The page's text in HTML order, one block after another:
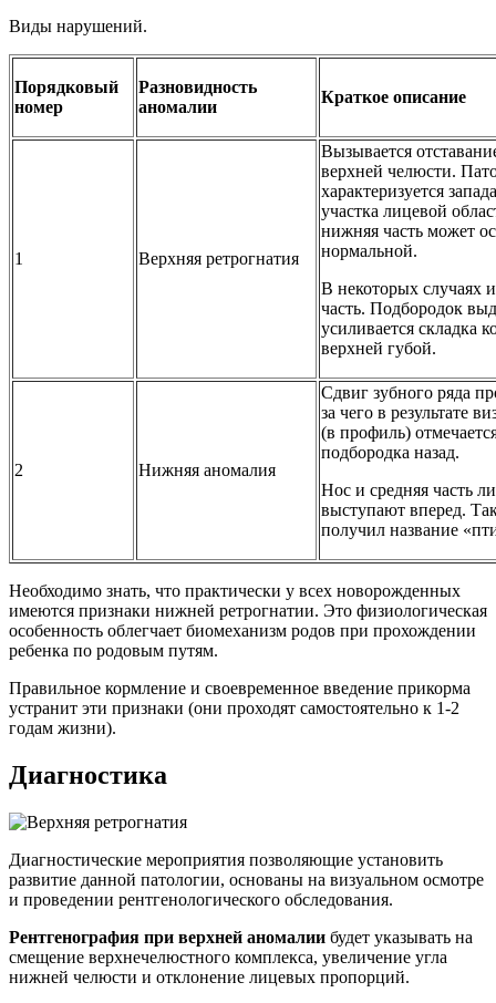
Виды нарушений.
Порядковый
номер
Разновидность
аномалии
Краткое описание
1 Верхняя ретрогнатия
Вызывается
верхней челюсти.
характеризуется
участка лицевой
нижняя часть может
нормальной.
В некоторых случаях
часть. Подбородок
усиливается складка
верхней губой.
2 Нижняя аномалия
Сдвиг зубного ряда
за чего в результате
(в профиль)
подбородка назад.
Нос и средняя часть
выступают вперед.
получил название
Необходимо знать, что практически у всех новорожденных
имеются признаки нижней ретрогнатии. Это физиологическая
особенность облегчает биомеханизм родов при прохождении
ребенка по родовым путям.
Правильное кормление и своевременное введение прикорма
устранит эти признаки (они проходят самостоятельно к 1-2
годам жизни).
Диагностика
Диагностические мероприятия позволяющие установить
развитие данной патологии, основаны на визуальном осмотре
и проведении рентгенологического обследования.
Рентгенография при верхней аномалии будет указывать на
смещение верхнечелюстного комплекса, увеличение угла
нижней челюсти и отклонение лицевых пропорций.